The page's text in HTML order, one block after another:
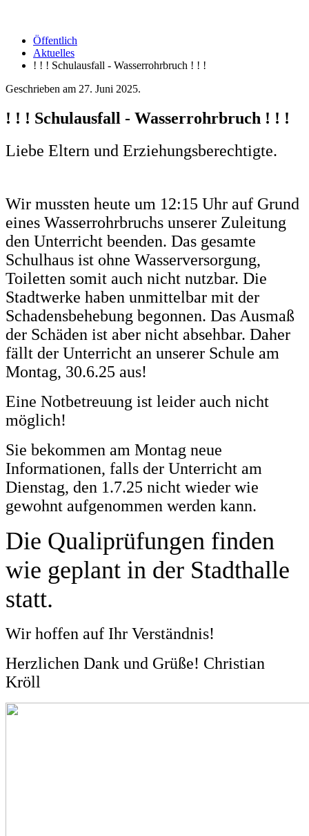
Öffentlich
Aktuelles
! ! ! Schulausfall - Wasserrohrbruch ! ! !
Geschrieben am 27. Juni 2025.
! ! ! Schulausfall - Wasserrohrbruch ! ! !
Liebe Eltern und Erziehungsberechtigte.
Wir mussten heute um 12:15 Uhr auf Grund
eines Wasserrohrbruchs unserer Zuleitung
den Unterricht beenden. Das gesamte
Schulhaus ist ohne Wasserversorgung,
Toiletten somit auch nicht nutzbar. Die
Stadtwerke haben unmittelbar mit der
Schadensbehebung begonnen. Das Ausmaß
der Schäden ist aber nicht absehbar. Daher
fällt der Unterricht an unserer Schule am
Montag, 30.6.25 aus!
Eine Notbetreuung ist leider auch nicht
möglich!
Sie bekommen am Montag neue
Informationen, falls der Unterricht am
Dienstag, den 1.7.25 nicht wieder wie
gewohnt aufgenommen werden kann.
Die Qualiprüfungen finden
wie geplant in der Stadthalle
statt.
Wir hoffen auf Ihr Verständnis!
Herzlichen Dank und Grüße! Christian
Kröll